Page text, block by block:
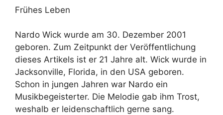
Frühes Leben
Nardo Wick wurde am 30. Dezember 2001
geboren. Zum Zeitpunkt der Veröffentlichung
dieses Artikels ist er 21 Jahre alt. Wick wurde in
Jacksonville, Florida, in den USA geboren.
Schon in jungen Jahren war Nardo ein
Musikbegeisterter. Die Melodie gab ihm Trost,
weshalb er leidenschaftlich gerne sang.